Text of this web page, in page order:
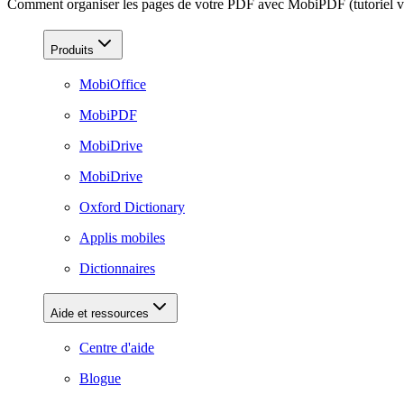
Comment organiser les pages de votre PDF avec MobiPDF (tutoriel
Produits
MobiOffice
MobiPDF
MobiDrive
MobiDrive
Oxford Dictionary
Applis mobiles
Dictionnaires
Aide et ressources
Centre d'aide
Blogue